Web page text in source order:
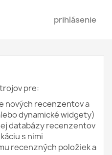
prihlásenie
pre:
nových recenzentov a
dynamické widgety)
databázy recenzentov
s nimi
recenzných položiek a